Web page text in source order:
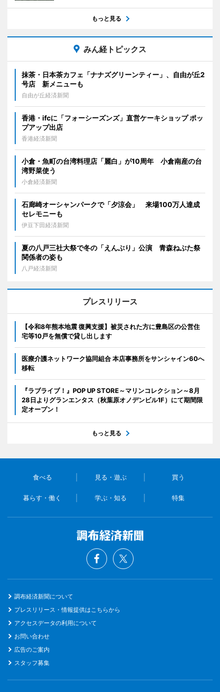
もっと見る
みん経トピックス
抹茶・日本茶カフェ「ナナズグリーンティー」、自由が丘2
号店 新メニューも
自由が丘経済新聞
香港・ifcに「フォーシーズンズ」直営ケーキショップ ポッ
プアップ出店
香港経済新聞
小倉・魚町の台湾料理店「麗白」が10周年 小倉南産の台
湾野菜使う
小倉経済新聞
石廊崎オーシャンパークで「夕涼会」 来場100万人達成
セレモニーも
伊豆下田経済新聞
夏の八戸三社大祭で冬の「えんぶり」公演 青森ねぶた祭
関係者の姿も
八戸経済新聞
プレスリリース
【令和8年熊本地震 復興支援】被災された方に豊島区の公営住
宅等10戸を無償で貸し出します
医療介護ネットワーク協同組合 本店事務所をサンシャイン60へ
移転
『ラブライブ！』POP UP STORE～マリンコレクション～8月
28日よりグランエンタス（秋葉原オノデンビル1F）にて期間限
定オープン！
もっと見る
食べる 見る・遊ぶ 買う
暮らす・働く 学ぶ・知る 特集
調布経済新聞について
プレスリリース・情報提供はこちらから
アクセスデータの利用について
お問い合わせ
広告のご案内
スタッフ募集